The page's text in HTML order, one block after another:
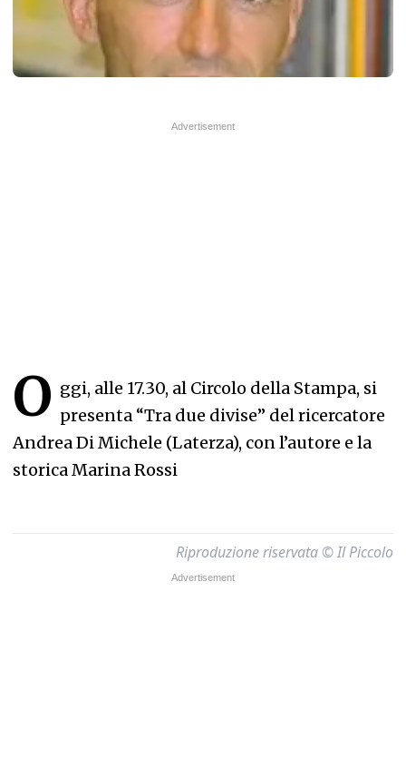
O ggi, alle 17.30, al Circolo della Stampa, si
presenta “Tra due divise” del ricercatore
Andrea Di Michele (Laterza), con l’autore e la
storica Marina Rossi
Riproduzione riservata © Il Piccolo